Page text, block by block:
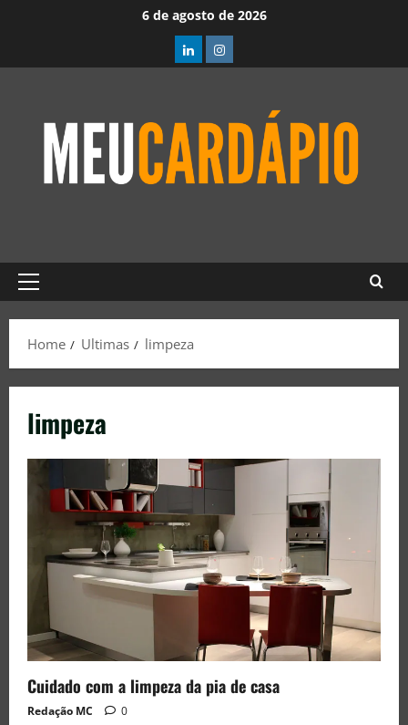
6 de agosto de 2026
Home Ultimas limpeza
limpeza
Cuidado com a limpeza da pia de casa
Redação MC 0